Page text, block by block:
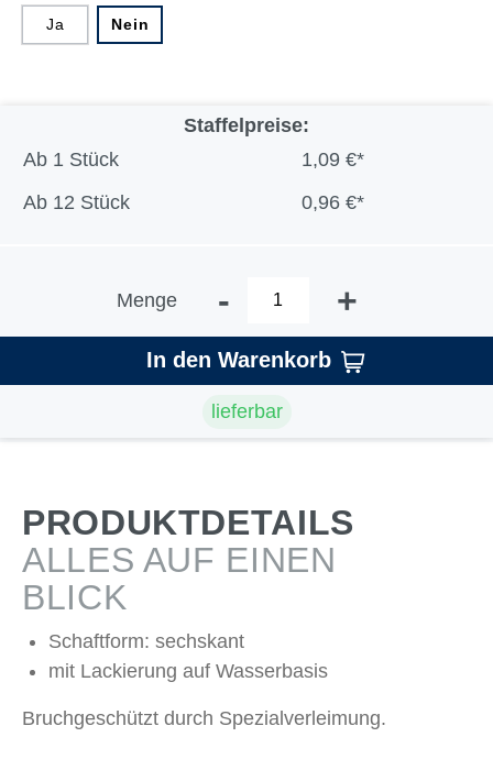
Ja Nein
Staffelpreise:
Ab 1 Stück
1,09 €*
Ab 12 Stück 0,96 €*
Menge - +
In den Warenkorb
lieferbar
PRODUKTDETAILS
ALLES AUF EINEN
BLICK
Schaftform: sechskant
mit Lackierung auf Wasserbasis
Bruchgeschützt durch Spezialverleimung.